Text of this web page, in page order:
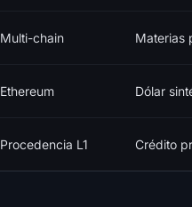
Multi-chain Materias
Ethereum Dólar
Procedencia L1 Crédito